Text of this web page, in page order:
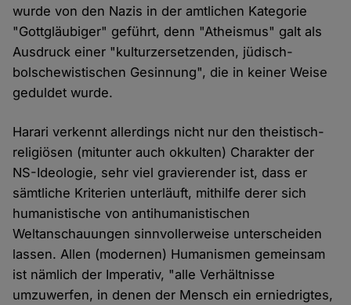
wurde von den Nazis in der amtlichen Kategorie
"Gottgläubiger" geführt, denn "Atheismus" galt als
Ausdruck einer "kulturzersetzenden, jüdisch-
bolschewistischen Gesinnung", die in keiner Weise
geduldet wurde.
Harari verkennt allerdings nicht nur den theistisch-
religiösen (mitunter auch okkulten) Charakter der
NS-Ideologie, sehr viel gravierender ist, dass er
sämtliche Kriterien unterläuft, mithilfe derer sich
humanistische von antihumanistischen
Weltanschauungen sinnvollerweise unterscheiden
lassen. Allen (modernen) Humanismen gemeinsam
ist nämlich der Imperativ, "alle Verhältnisse
umzuwerfen, in denen der Mensch ein erniedrigtes,